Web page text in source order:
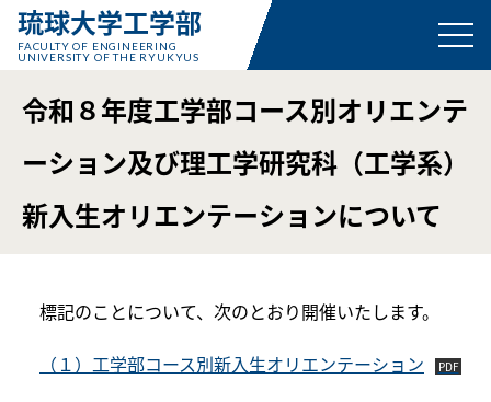
琉球大学工学部
FACULTY OF ENGINEERING
UNIVERSITY OF THE RYUKYUS
令和８年度工学部コース別オリエンテ
ーション及び理工学研究科（工学系）
新入生オリエンテーションについて
標記のことについて、次のとおり開催いたします。
（１）工学部コース別新入生オリエンテーション